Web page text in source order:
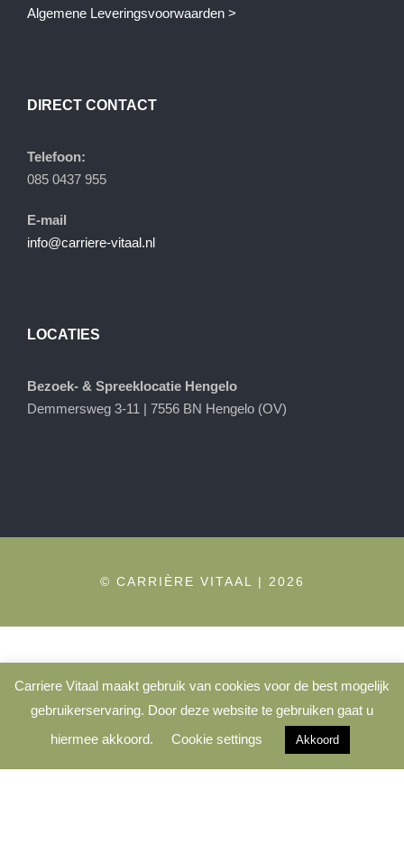
Algemene Leveringsvoorwaarden >
DIRECT CONTACT
Telefoon:
085 0437 955
E-mail
info@carriere-vitaal.nl
LOCATIES
Bezoek- & Spreeklocatie Hengelo
Demmersweg 3-11 | 7556 BN Hengelo (OV)
© CARRIÈRE VITAAL | 2026
Carriere Vitaal maakt gebruik van cookies voor de best mogelijk
gebruikerservaring. Door deze website te gebruiken gaat u
hiermee akkoord.
Cookie settings Akkoord